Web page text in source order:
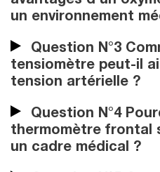
un environnement
Question N°3
tensiomètre peut-il
tension artérielle ?
Question N°4
thermomètre frontal
un cadre médical ?